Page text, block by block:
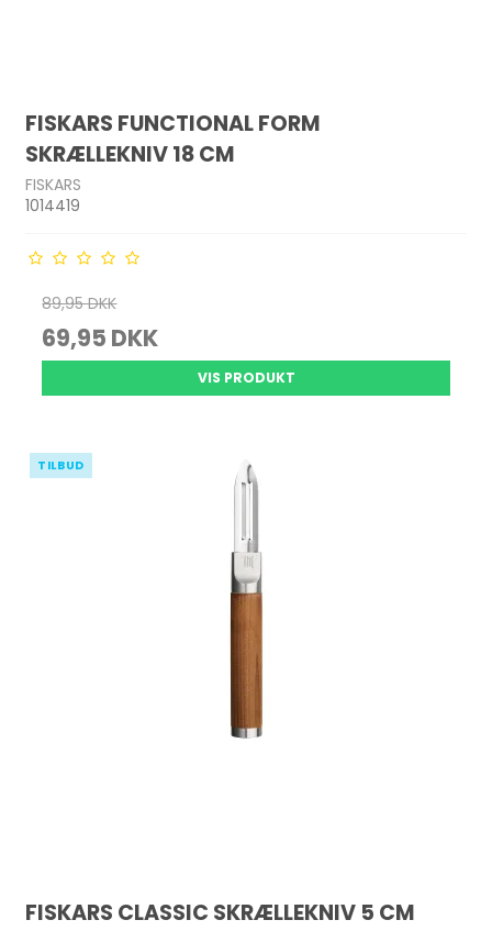
FISKARS FUNCTIONAL FORM
SKRÆLLEKNIV 18 CM
FISKARS
1014419
89,95 DKK
69,95 DKK
VIS PRODUKT
TILBUD
FISKARS CLASSIC SKRÆLLEKNIV 5 CM